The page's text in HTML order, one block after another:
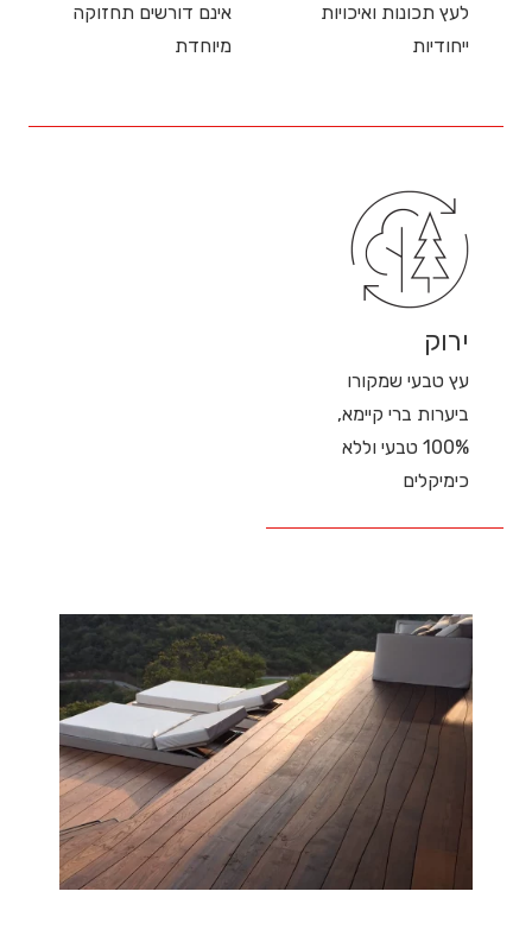
לעץ תכונות ואיכויות
ייחודיות
אינם דורשים תחזוקה
מיוחדת
ירוק
עץ טבעי שמקורו
ביערות ברי קיימא,
100% טבעי וללא
כימיקלים